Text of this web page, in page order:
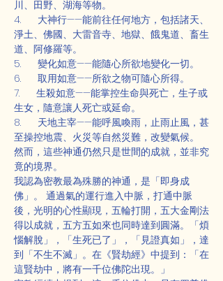
川、田野、湖海等物。
4.      大神行——能前往任何地方，包括諸天、
淨土、佛國、大雷音寺、地獄、餓鬼道、畜生
道、阿修羅等。
5.      變化如意——能隨心所欲地變化一切。
6.      取用如意——所欲之物可隨心所得。
7.      生殺如意——能掌控生命與死亡，生子或
生女，隨意讓人死亡或延命。
8.      天地主宰——能呼風喚雨，止雨止風，甚
至操控地震、火災等自然災難，改變氣候。
然而，這些神通仍然只是世間的成就，並非究
竟的境界。
我認為密教最為殊勝的神通，是「即身成
佛」。 通過氣的運行進入中脈，打通中脈
後，光明的心性顯現，五輪打開，五大金剛法
得以成就，五方五如來也同時達到圓滿。「煩
惱解脫」，「生死已了」，「見證真如」，達
到「不生不滅」。在《賢劫經》中提到：「在
這賢劫中，將有一千位佛陀出現。」